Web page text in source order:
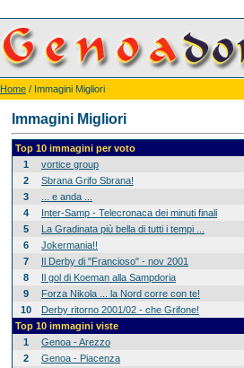
Home / Immagini Migliori
Immagini Migliori
Top 10 immagini per voto
1
vortice group
2
Sbrana Grifo Sbrana!
3
... e anda ...
4
Inter-Samp - Telecronaca dei minuti finali
5
La Gradinata più bella di tutti i tempi ...
6
Jokermania!!
7
Il Derby di "Francioso" - nov 2001
8
Il gol di Koeman alla Sampdoria
9
Forza Nikola ... la Nord corre con te!
10
Derby ritorno 2001/02 - che Grifone!
Top 10 immagini viste
1
Genoa - Arezzo
2
Genoa - Piacenza